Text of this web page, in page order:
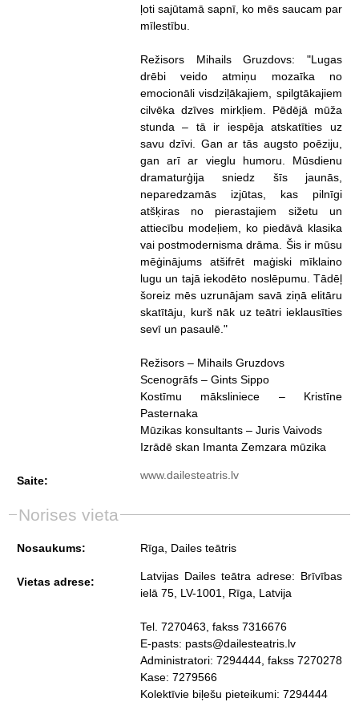
ļoti sajūtamā sapnī, ko mēs saucam par
mīlestību.
Režisors Mihails Gruzdovs: "Lugas
drēbi veido atmiņu mozaīka no
emocionāli visdziļākajiem, spilgtākajiem
cilvēka dzīves mirkļiem. Pēdējā mūža
stunda – tā ir iespēja atskatīties uz
savu dzīvi. Gan ar tās augsto poēziju,
gan arī ar vieglu humoru. Mūsdienu
dramaturģija sniedz šīs jaunās,
neparedzamās izjūtas, kas pilnīgi
atšķiras no pierastajiem sižetu un
attiecību modeļiem, ko piedāvā klasika
vai postmodernisma drāma. Šis ir mūsu
mēģinājums atšifrēt maģiski mīklaino
lugu un tajā iekodēto noslēpumu. Tādēļ
šoreiz mēs uzrunājam savā ziņā elitāru
skatītāju, kurš nāk uz teātri ieklausīties
sevī un pasaulē."
Režisors – Mihails Gruzdovs
Scenogrāfs – Gints Sippo
Kostīmu māksliniece – Kristīne
Pasternaka
Mūzikas konsultants – Juris Vaivods
Izrādē skan Imanta Zemzara mūzika
Saite: www.dailesteatris.lv
Norises vieta
Nosaukums: Rīga, Dailes teātris
Vietas adrese:
Latvijas Dailes teātra adrese: Brīvības
ielā 75, LV-1001, Rīga, Latvija
Tel. 7270463, fakss 7316676
E-pasts: pasts@dailesteatris.lv
Administratori: 7294444, fakss 7270278
Kase: 7279566
Kolektīvie biļešu pieteikumi: 7294444